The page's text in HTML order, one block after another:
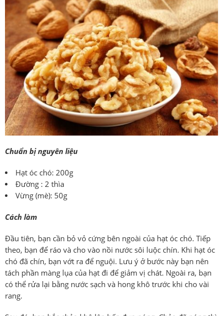
Chuẩn bị nguyên liệu
Hạt óc chó: 200g
Đường : 2 thìa
Vừng (mè): 50g
Cách làm
Đầu tiên, bạn cần bỏ vỏ cứng bên ngoài của hạt óc chó. Tiếp
theo, bạn để ráo và cho vào nồi nước sôi luộc chín. Khi hạt óc
chó đã chín, bạn vớt ra để nguội. Lưu ý ở bước này bạn nên
tách phần màng lụa của hạt đi để giảm vị chát. Ngoài ra, bạn
có thể rửa lại bằng nước sạch và hong khô trước khi cho vài
rang.